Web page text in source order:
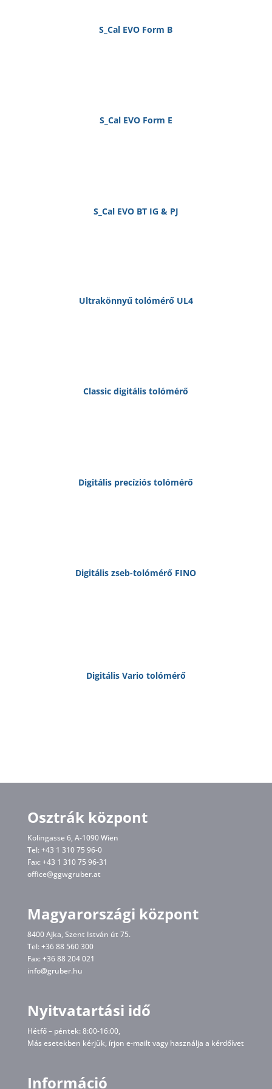
S_Cal EVO Form B
S_Cal EVO Form E
S_Cal EVO BT IG & PJ
Ultrakönnyű tolómérő UL4
Classic digitális tolómérő
Digitális precíziós tolómérő
Digitális zseb-tolómérő FINO
Digitális Vario tolómérő
Osztrák központ
Kolingasse 6, A-1090 Wien
Tel: +43 1 310 75 96-0
Fax: +43 1 310 75 96-31
office@ggwgruber.at
Magyarországi központ
8400 Ajka, Szent István út 75.
Tel: +36 88 560 300
Fax: +36 88 204 021
info@gruber.hu
Nyitvatartási idő
Hétfő – péntek: 8:00-16:00,
Más esetekben kérjük, írjon e-mailt vagy használja a kérdőívet
Információ